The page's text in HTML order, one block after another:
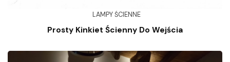
LAMPY ŚCIENNE
Prosty Kinkiet Ścienny Do Wejścia